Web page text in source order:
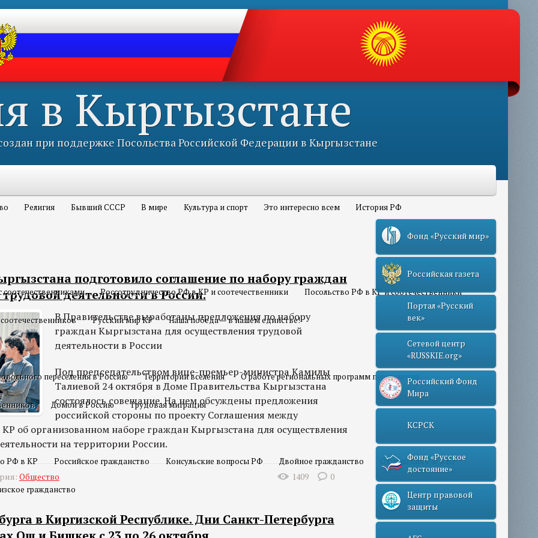
в Кыргызстане
при поддержке Посольства Российской Федерации в Кыргызстане
Религия Бывший СССР В мире Культура и спорт Это интересно всем История РФ
соотечественниками Россотрудничество РФ в КР и соотечественники Посольство РФ в КР и соотечественники
Русский мир КР Наша победа — в нашем единстве!
переселения в Россию Территории вселения О работе региональных программ переселения
Домой в Россию Трудовая миграция
РФ в КР Российское гражданство Консульские вопросы РФ Двойное гражданство Отношения РФ и КР
гражданство
подготовило соглашение по набору граждан
деятельности в России.
В Правительстве выработаны предложения по набору
граждан Кыргызстана для осуществления трудовой
деятельности в России
Под председательством вице-премьер-министра Камилы
Талиевой 24 октября в Доме Правительства Кыргызстана
состоялось совещание. На нем обсуждены предложения
российской стороны по проекту Соглашения между
об организованном наборе граждан Кыргызстана для осуществления
на территории России.
Общество 1409 0
в Киргизской Республике. Дни Санкт-Петербурга
Фонд «Русский мир»
Российская газета
Портал «Русский
век»
Сетевой центр
«RUSSKIE.org»
Российский Фонд
Мира
КСРСК
Фонд «Русское
достояние»
Центр правовой
защиты